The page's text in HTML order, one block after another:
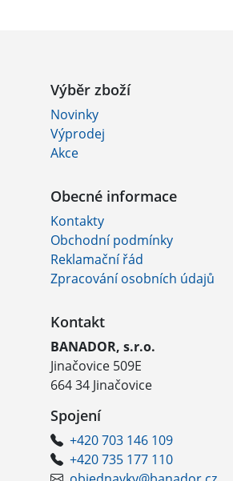
Výběr zboží
Novinky
Výprodej
Akce
Obecné informace
Kontakty
Obchodní podmínky
Reklamační řád
Zpracování osobních údajů
Kontakt
BANADOR, s.r.o.
Jinačovice 509E
664 34 Jinačovice
Spojení
+420 703 146 109
+420 735 177 110